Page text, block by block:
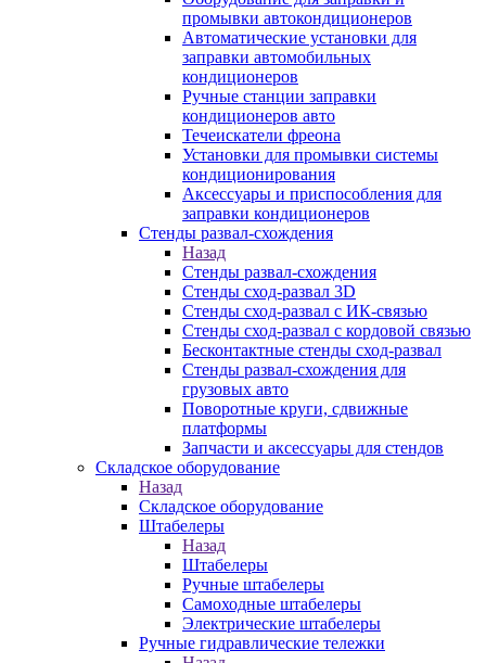
промывки автокондиционеров
Автоматические установки для
заправки автомобильных
кондиционеров
Ручные станции заправки
кондиционеров авто
Течеискатели фреона
Установки для промывки системы
кондиционирования
Аксессуары и приспособления для
заправки кондиционеров
Стенды развал-схождения
Назад
Стенды развал-схождения
Стенды сход-развал 3D
Стенды сход-развал с ИК-связью
Стенды сход-развал с кордовой связью
Бесконтактные стенды сход-развал
Стенды развал-схождения для
грузовых авто
Поворотные круги, сдвижные
платформы
Запчасти и аксессуары для стендов
Складское оборудование
Назад
Складское оборудование
Штабелеры
Назад
Штабелеры
Ручные штабелеры
Самоходные штабелеры
Электрические штабелеры
Ручные гидравлические тележки